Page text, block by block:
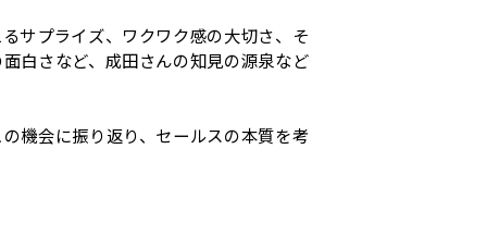
サプライズ、ワクワク感の大切さ、そ
白さなど、成田さんの知見の源泉など
機会に振り返り、セールスの本質を考